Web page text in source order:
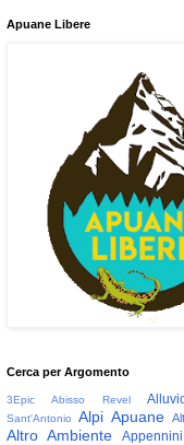
Apuane Libere
Cerca per Argomento
3Epic Abisso Revel
Sant'Antonio
Alpi Apuane
Altro Ambiente Appennini